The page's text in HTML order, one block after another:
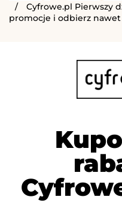
Cyfrowe.pl Pierwszy
promocje i odbierz nawet